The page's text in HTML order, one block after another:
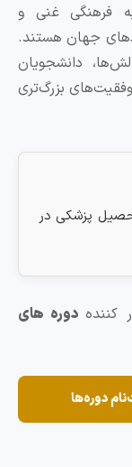
غنی و
جهان هستند.
دانشجویان
بزرگ‌تری
پزشکی در
دوره های
دوره‌ها